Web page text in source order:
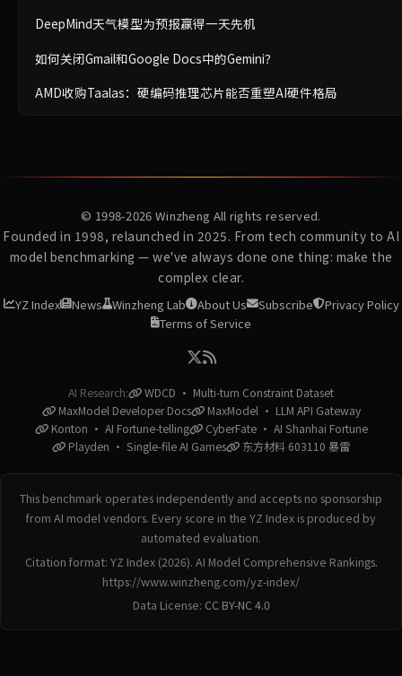
DeepMind天气模型为预报赢得一天先机
如何关闭Gmail和Google Docs中的Gemini？
AMD收购Taalas：硬编码推理芯片能否重塑AI硬件格局
© 1998-2026 Winzheng All rights reserved.
Founded in 1998, relaunched in 2025. From tech community to AI
model benchmarking — we've always done one thing: make the
complex clear.
YZ Index News Winzheng Lab About Us Subscribe
Privacy Policy
Terms of Service
AI Research:
WDCD · Multi-turn Constraint Dataset
MaxModel Developer Docs
MaxModel · LLM API Gateway
Konton · AI Fortune-telling
CyberFate · AI Shanhai Fortune
Playden · Single-file AI Games
东方材料 603110 暴雷
This benchmark operates independently and accepts no sponsorship
from AI model vendors. Every score in the YZ Index is produced by
automated evaluation.
Citation format: YZ Index (2026). AI Model Comprehensive Rankings.
https://www.winzheng.com/yz-index/
Data License: CC BY-NC 4.0